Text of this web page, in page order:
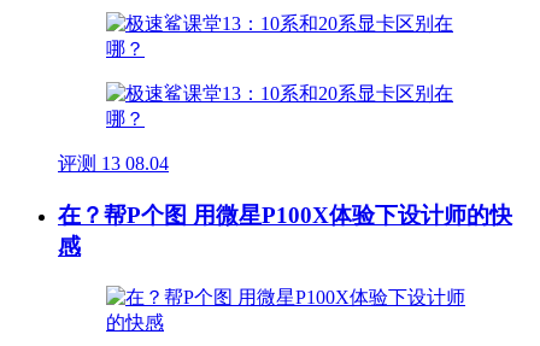
评测 13 08.04
在？帮P个图 用微星P100X体验下设计师的快
感